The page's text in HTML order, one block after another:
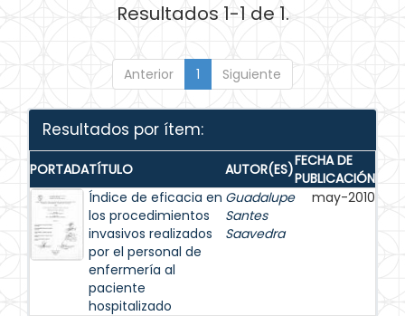
Resultados 1-1 de 1.
Anterior 1 Siguiente
Resultados por ítem:
PORTADATÍTULO AUTOR(ES)FECHA DE
PUBLICACIÓN
Índice de eficacia en
los procedimientos
invasivos realizados
por el personal de
enfermería al
paciente
hospitalizado
Guadalupe
Santes
Saavedra
may-2010